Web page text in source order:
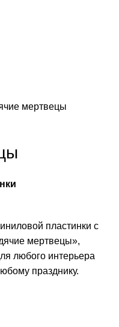
мертвецы
пластинки с
мертвецы»,
любого интерьера
празднику.